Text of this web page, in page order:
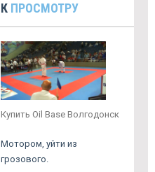
К ПРОСМОТРУ
Купить Oil Base Волгодонск
Мотором, уйти из
грозового.